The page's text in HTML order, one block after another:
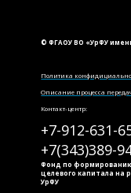
© ФГАОУ ВО «УрФУ
Политика
Описание процесса
Контакт-центр:
+7-912-631-
+7(343)389-
Фонд по
целевого капитала на
УрФУ